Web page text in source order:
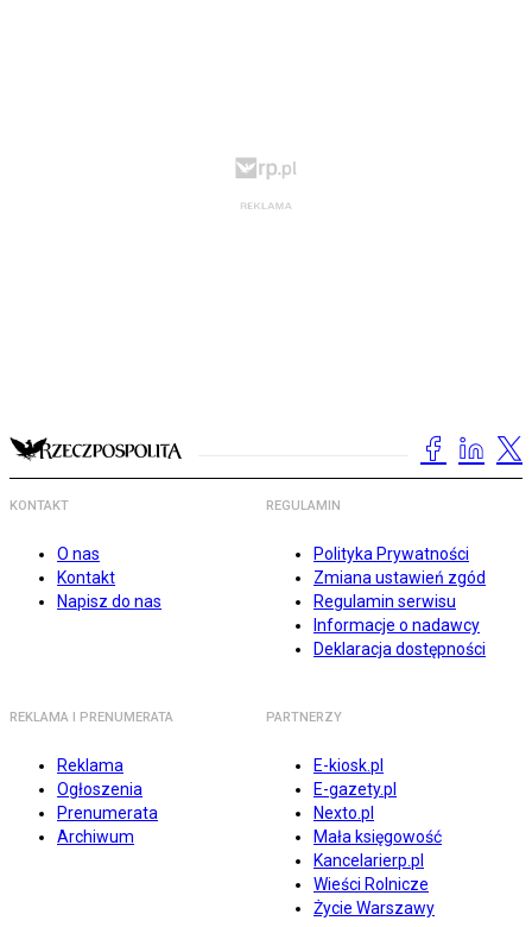
KONTAKT
O nas
Kontakt
Napisz do nas
REGULAMIN
Polityka Prywatności
Zmiana ustawień zgód
Regulamin serwisu
Informacje o nadawcy
Deklaracja dostępności
REKLAMA I PRENUMERATA
Reklama
Ogłoszenia
Prenumerata
Archiwum
PARTNERZY
E-kiosk.pl
E-gazety.pl
Nexto.pl
Mała księgowość
Kancelarierp.pl
Wieści Rolnicze
Życie Warszawy